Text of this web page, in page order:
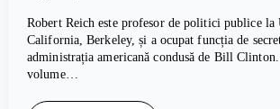
Robert Reich este profesor de politici publice la
California, Berkeley, și a ocupat funcția de
administrația americană condusă de Bill
volume…